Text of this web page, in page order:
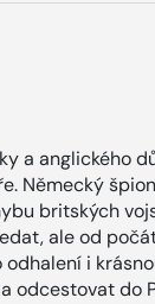
a anglického
Německý
britských
ale od
i
odcestovat do